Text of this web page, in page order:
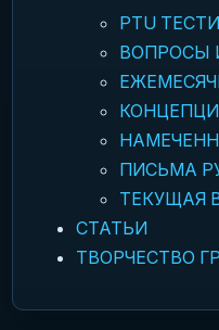
PTU
ВОПРОСЫ
ПИСЬМА
ТЕКУЩАЯ
СТАТЬИ
ТВОРЧЕСТВО